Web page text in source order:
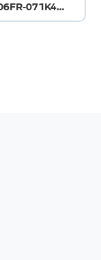
RC1206FR-071K4L →